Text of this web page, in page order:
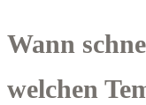
Wann
welchen